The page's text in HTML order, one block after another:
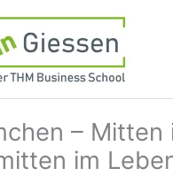
– Mitten
im